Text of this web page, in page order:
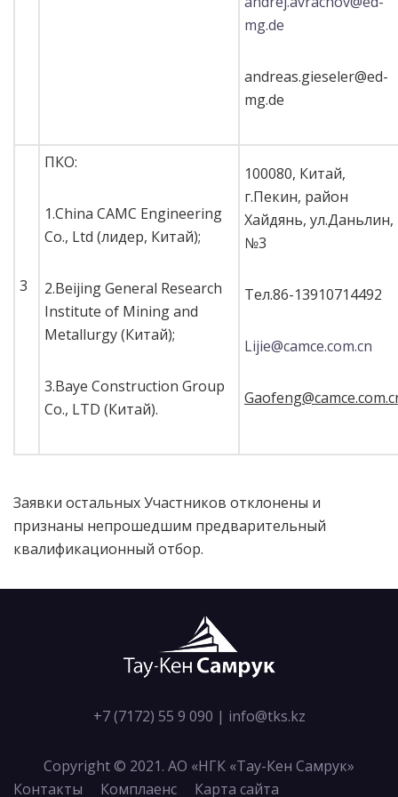
mg.de
andreas.gieseler@ed-
mg.de
3
ПКО:
1.China CAMC Engineering
Co., Ltd (лидер, Китай);
2.Beijing General Research
Institute of Mining and
Metallurgy (Китай);
3.Baye Construction Group
Co., LTD (Китай).
100080, Китай,
г.Пекин, район
Хайдянь, ул.Даньлин,
№3
Тел.86-13910714492
Lijie@camce.com.cn
Заявки остальных Участников отклонены и
признаны непрошедшим предварительный
квалификационный отбор.
+7 (7172) 55 9 090 | info@tks.kz
Copyright © 2021. АО «НГК «Тау-Кен Самрук»
Контакты
Комплаенс
Карта сайта